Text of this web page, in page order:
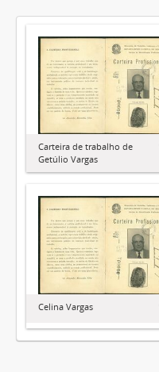
Carteira de trabalho de
Getúlio Vargas
Celina Vargas